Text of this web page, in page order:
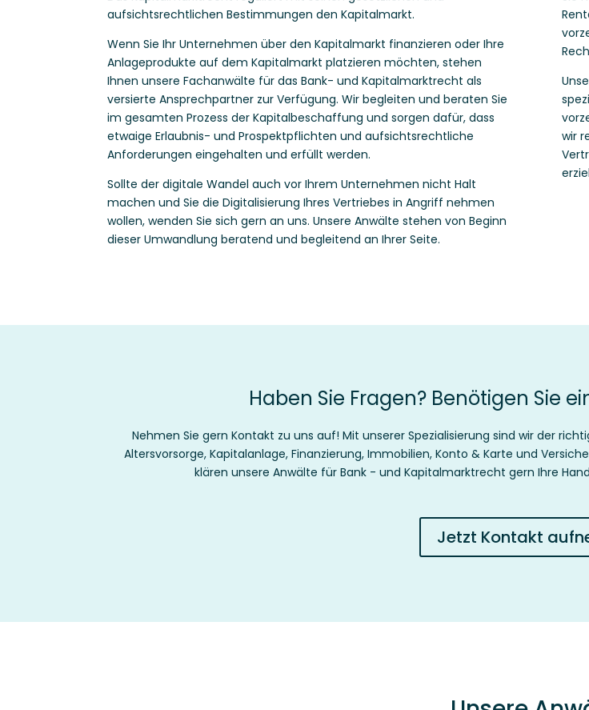
aufsichtsrechtlichen Bestimmungen den Kapitalmarkt.
Wenn Sie Ihr Unternehmen über den Kapitalmarkt finanzieren oder Ihre
Anlageprodukte auf dem Kapitalmarkt platzieren möchten, stehen
Ihnen unsere Fachanwälte für das Bank- und Kapitalmarktrecht als
versierte Ansprechpartner zur Verfügung. Wir begleiten und beraten Sie
im gesamten Prozess der Kapitalbeschaffung und sorgen dafür, dass
etwaige Erlaubnis- und Prospektpflichten und aufsichtsrechtliche
Anforderungen eingehalten und erfüllt werden.
Sollte der digitale Wandel auch vor Ihrem Unternehmen nicht Halt
machen und Sie die Digitalisierung Ihres Vertriebes in Angriff nehmen
wollen, wenden Sie sich gern an uns. Unsere Anwälte stehen von Beginn
dieser Umwandlung beratend und begleitend an Ihrer Seite.
wir
Haben Sie Fragen? Benötigen Sie
Nehmen Sie gern Kontakt zu uns auf! Mit unserer Spezialisierung sind wir der
Altersvorsorge, Kapitalanlage, Finanzierung, Immobilien, Konto & Karte und
klären unsere Anwälte für Bank - und Kapitalmarktrecht gern Ihre
Jetzt Kontakt